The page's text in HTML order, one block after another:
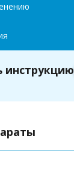
инструкцию